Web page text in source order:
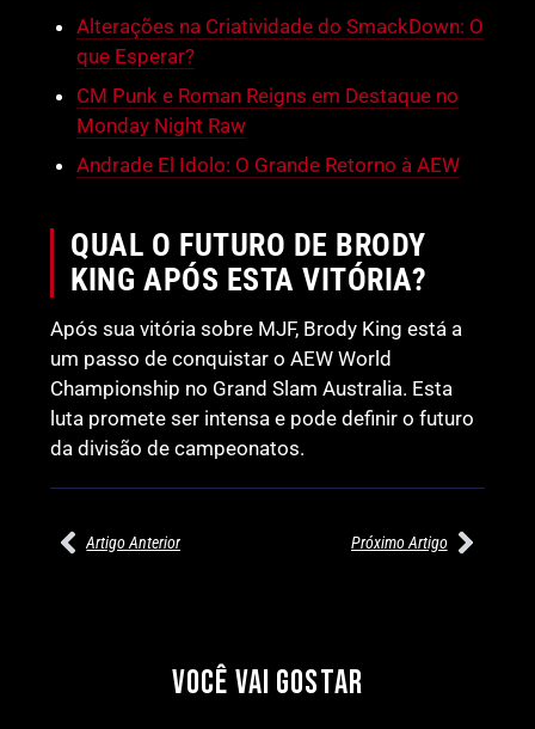
Alterações na Criatividade do SmackDown: O
que Esperar?
CM Punk e Roman Reigns em Destaque no
Monday Night Raw
Andrade El Idolo: O Grande Retorno à AEW
QUAL O FUTURO DE BRODY
KING APÓS ESTA VITÓRIA?
Após sua vitória sobre MJF, Brody King está a
um passo de conquistar o AEW World
Championship no Grand Slam Australia. Esta
luta promete ser intensa e pode definir o futuro
da divisão de campeonatos.
Artigo Anterior Próximo Artigo
VOCÊ VAI GOSTAR
SEGMENTOS A NÃO PERDER
Por exclusivewrestling
MUNDIAL FEMININO NA AEW
REDEMPTION
Por exclusivewrestling